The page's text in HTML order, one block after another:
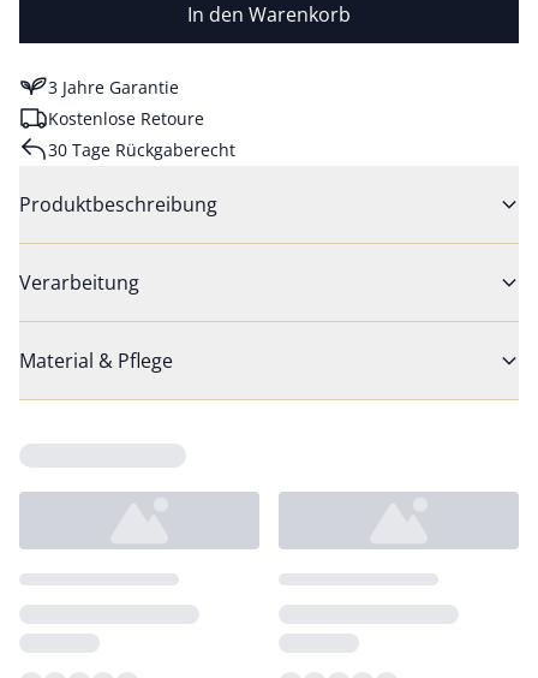
In den Warenkorb
3 Jahre Garantie
Kostenlose Retoure
30 Tage Rückgaberecht
Produktbeschreibung
Verarbeitung
Material & Pflege